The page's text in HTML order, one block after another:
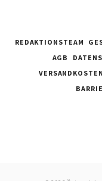
REDAKTIONSTEAM
AGB